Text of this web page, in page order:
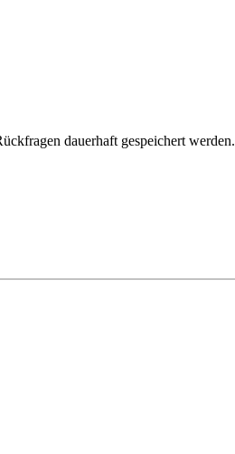
dauerhaft gespeichert werden.